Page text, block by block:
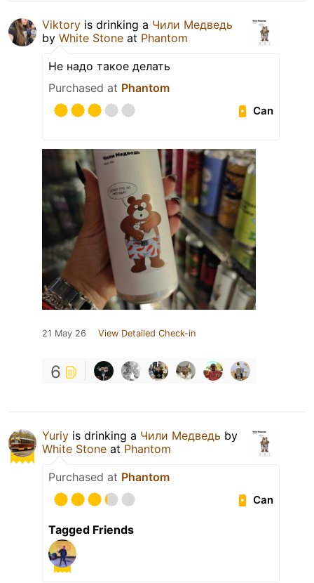
Viktory is drinking a Чили Медведь
by White Stone at Phantom
Не надо такое делать
Purchased at Phantom
Can
21 May 26 View Detailed Check-in
6
Yuriy is drinking a Чили Медведь by
White Stone at Phantom
Purchased at Phantom
Can
Tagged Friends